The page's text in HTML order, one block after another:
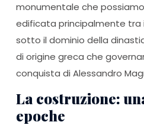
monumentale che
edificata principalmente tra
sotto il dominio della
di origine greca che
conquista di Alessandro
La costruzione:
epoche